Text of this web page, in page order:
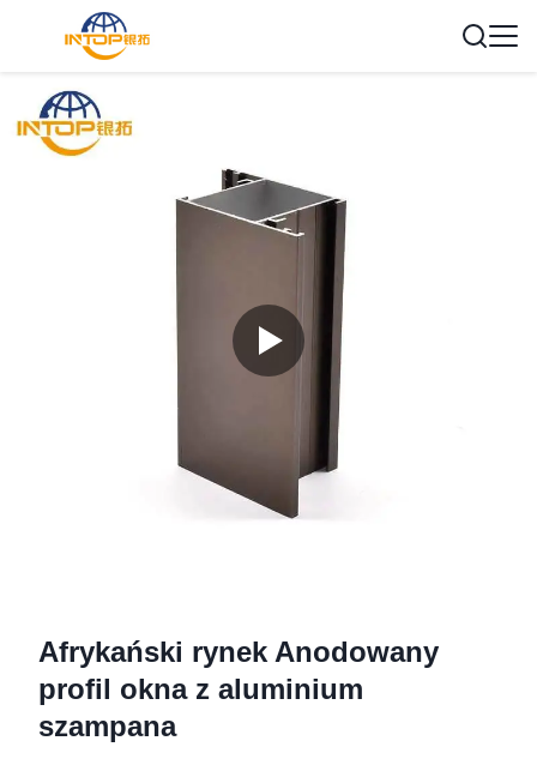
Afrykański rynek Anodowany
profil okna z aluminium
szampana